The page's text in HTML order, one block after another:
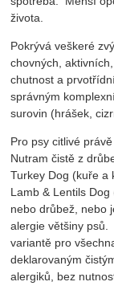
života.
Pokrývá veškeré
chovných,
chutnost a
správným
surovin (hrášek,
Pro psy citlivé
Nutram čistě z
Turkey Dog (kuře a
Lamb & Lentils
nebo drůbež, nebo
alergie většiny psů.
variantě pro
deklarovaným
alergiků, bez